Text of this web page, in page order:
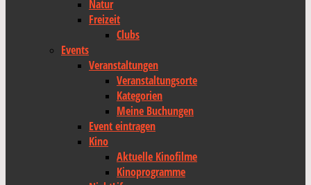
Natur
Freizeit
Clubs
Events
Veranstaltungen
Veranstaltungsorte
Kategorien
Meine Buchungen
Event eintragen
Kino
Aktuelle Kinofilme
Kinoprogramme